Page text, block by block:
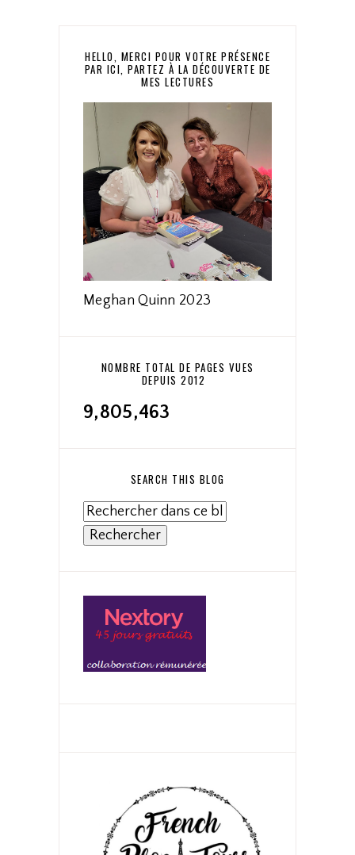
HELLO, MERCI POUR VOTRE PRÉSENCE
PAR ICI, PARTEZ À LA DÉCOUVERTE DE
MES LECTURES
Meghan Quinn 2023
NOMBRE TOTAL DE PAGES VUES
DEPUIS 2012
9,805,463
SEARCH THIS BLOG